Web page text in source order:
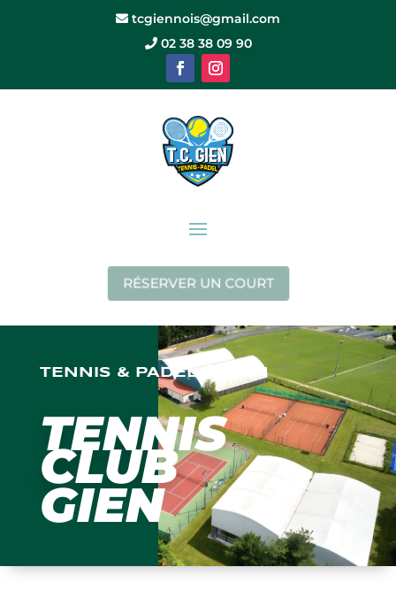
tcgiennois@gmail.com
02 38 38 09 90
RÉSERVER UN COURT
TENNIS & PADEL À GIEN
TENNIS
CLUB
GIEN